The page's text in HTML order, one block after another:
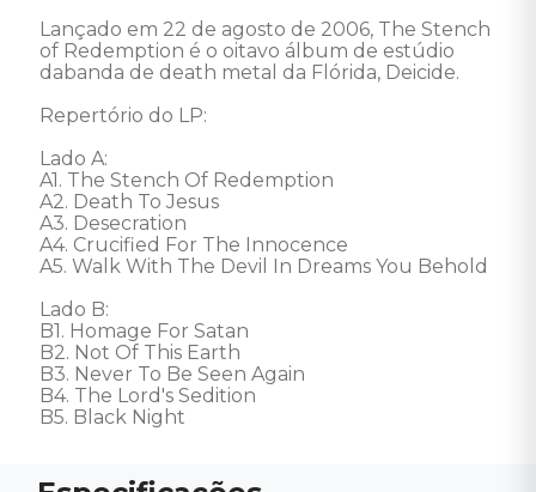
Lançado em 22 de agosto de 2006, The Stench
of Redemption é o oitavo álbum de estúdio
dabanda de death metal da Flórida, Deicide.
Repertório do LP:
Lado A:
A1. The Stench Of Redemption
A2. Death To Jesus
A3. Desecration
A4. Crucified For The Innocence
A5. Walk With The Devil In Dreams You Behold
Lado B:
B1. Homage For Satan
B2. Not Of This Earth
B3. Never To Be Seen Again
B4. The Lord's Sedition
B5. Black Night